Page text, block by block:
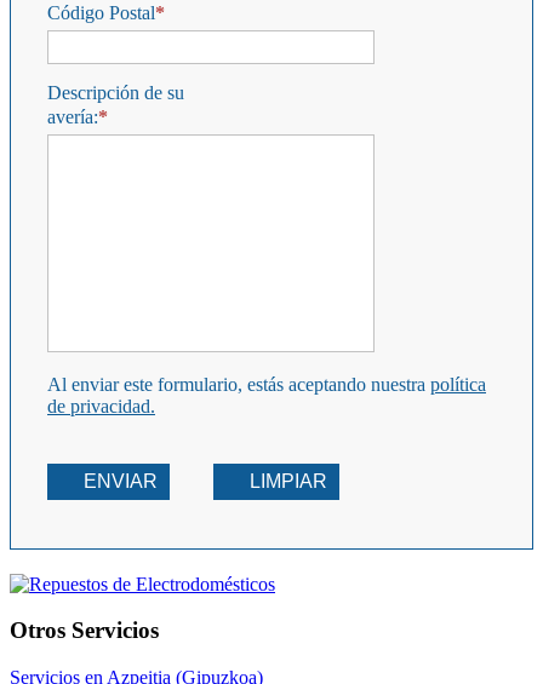
Código Postal
Descripción de su
avería:
Al enviar este formulario, estás aceptando nuestra política
de privacidad.
ENVIAR LIMPIAR
Otros Servicios
Servicios en Azpeitia (Gipuzkoa)